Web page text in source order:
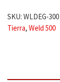
SKU: WLDEG-300
Tierra, Weld 500